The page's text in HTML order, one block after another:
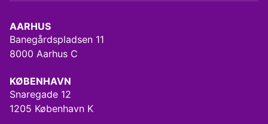
AARHUS
Banegårdspladsen 11
8000 Aarhus C
KØBENHAVN
Snaregade 12
1205 København K